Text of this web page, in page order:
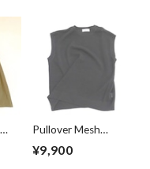
Pullover Mesh
Vest Black
¥9,900